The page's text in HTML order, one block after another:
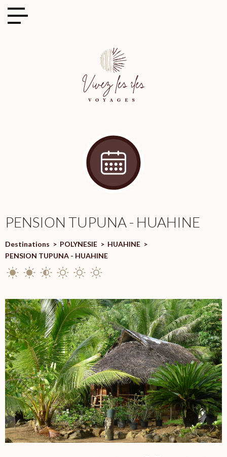
PENSION TUPUNA - HUAHINE
Destinations > POLYNESIE > HUAHINE >
PENSION TUPUNA - HUAHINE